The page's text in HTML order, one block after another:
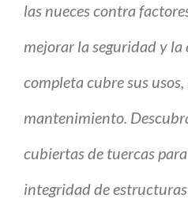
las nueces contra
mejorar la seguridad y la
completa cubre sus
mantenimiento.
cubiertas de tuercas
integridad de